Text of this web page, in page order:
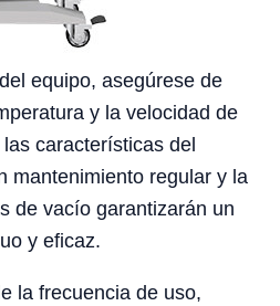
equipo, asegúrese de
y la velocidad de
características del
mantenimiento regular y la
de vacío garantizarán un
y eficaz.
la frecuencia de uso,